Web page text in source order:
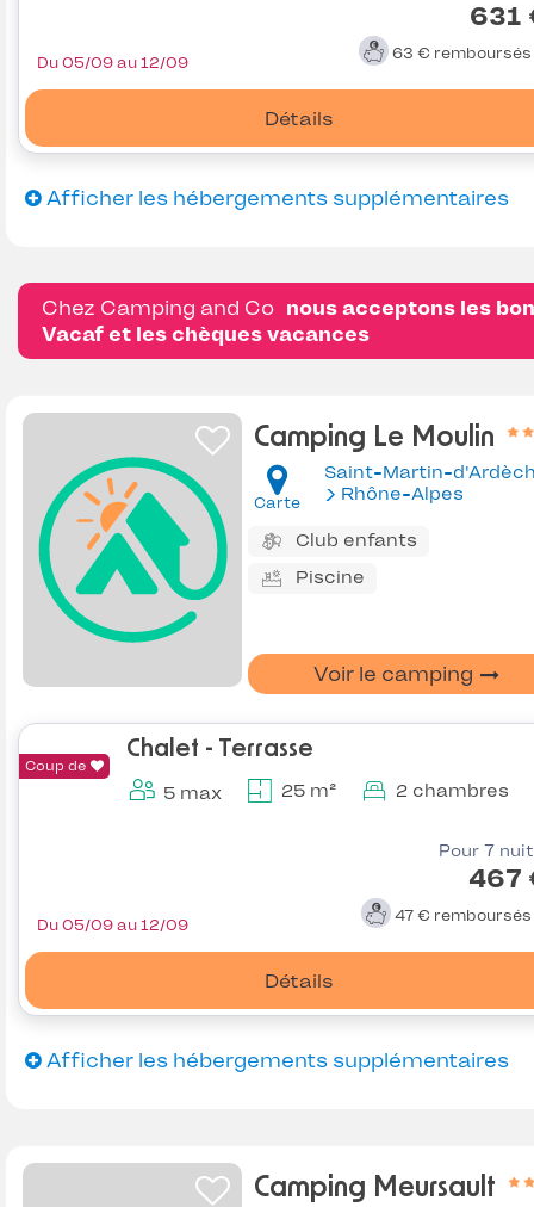
631
63 € remboursés
Détails
Du 05/09 au 12/09
Afficher les hébergements supplémentaires
Chez Camping and Co nous acceptons les
Vacaf et les chèques vacances
Camping Le Moulin
Carte
Saint-Martin-
Rhône-Alpes
Club enfants
Piscine
Voir le camping
Coup de
Chalet - Terrasse
5 max 25 m² 2 chambres
Pour 7
467
47 € remboursés
Détails
Du 05/09 au 12/09
Afficher les hébergements supplémentaires
Camping Meursault